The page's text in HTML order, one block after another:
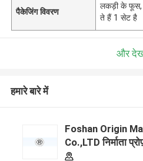
पैकेजिंग विवरण
लकड़ी के
ते हैं 1 सेट है
और
हमारे बारे में
Foshan Origin
Co.,LTD निर्माता